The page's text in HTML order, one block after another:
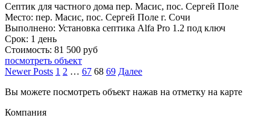
Септик для частного дома пер. Масис, пос. Сергей Поле
Место: пер. Масис, пос. Сергей Поле г. Сочи
Выполнено: Установка септика Alfa Pro 1.2 под ключ
Срок: 1 день
Стоимость: 81 500 руб
посмотреть объект
Newer Posts 1 2 … 67 68 69 Далее
Вы можете посмотреть объект нажав на отметку на карте
Компания